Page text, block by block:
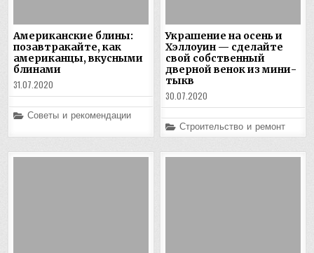
Американские блины:
позавтракайте, как
американцы, вкусными
блинами
31.07.2020
Posted
Советы и рекомендации
Украшение на осень и
Хэллоуин — сделайте
свой собственный
дверной венок из мини-
тыкв
30.07.2020
Posted
in
Строительство и ремонт